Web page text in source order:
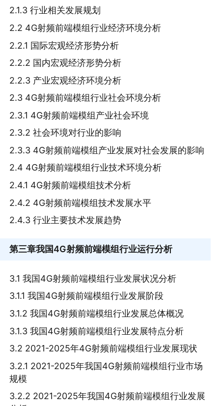
2.1.3 行业相关发展规划
2.2 4G射频前端模组行业经济环境分析
2.2.1 国际宏观经济形势分析
2.2.2 国内宏观经济形势分析
2.2.3 产业宏观经济环境分析
2.3 4G射频前端模组行业社会环境分析
2.3.1 4G射频前端模组产业社会环境
2.3.2 社会环境对行业的影响
2.3.3 4G射频前端模组产业发展对社会发展的影响
2.4 4G射频前端模组行业技术环境分析
2.4.1 4G射频前端模组技术分析
2.4.2 4G射频前端模组技术发展水平
2.4.3 行业主要技术发展趋势
第三章我国4G射频前端模组行业运行分析
3.1 我国4G射频前端模组行业发展状况分析
3.1.1 我国4G射频前端模组行业发展阶段
3.1.2 我国4G射频前端模组行业发展总体概况
3.1.3 我国4G射频前端模组行业发展特点分析
3.2 2021-2025年4G射频前端模组行业发展现状
3.2.1 2021-2025年我国4G射频前端模组行业市场
规模
3.2.2 2021-2025年我国4G射频前端模组行业发展